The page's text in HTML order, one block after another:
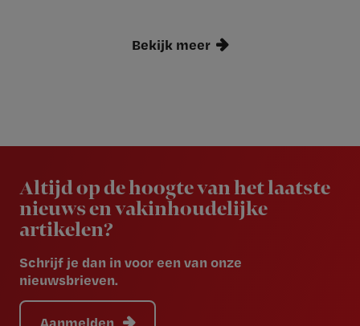
Bekijk meer
Altijd op de hoogte van het laatste
nieuws en vakinhoudelijke
artikelen?
Schrijf je dan in voor een van onze
nieuwsbrieven.
Aanmelden